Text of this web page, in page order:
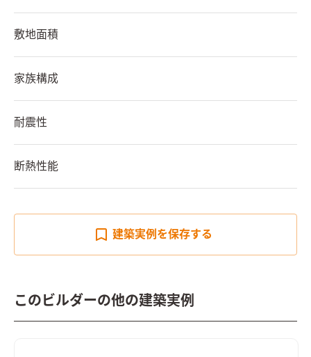
敷地面積
家族構成
耐震性
断熱性能
建築実例を保存する
このビルダーの他の建築実例